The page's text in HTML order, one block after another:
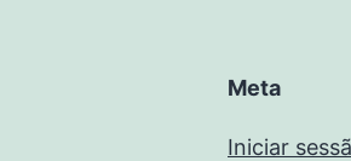
Meta
Iniciar